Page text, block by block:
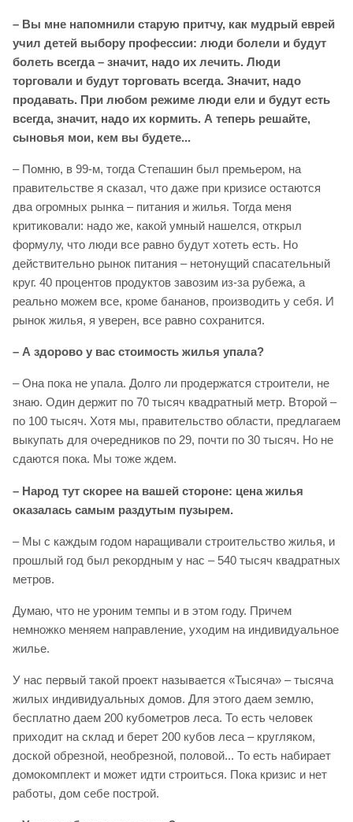
– Вы мне напомнили старую притчу, как мудрый еврей
учил детей выбору профессии: люди болели и будут
болеть всегда – значит, надо их лечить. Люди
торговали и будут торговать всегда. Значит, надо
продавать. При любом режиме люди ели и будут есть
всегда, значит, надо их кормить. А теперь решайте,
сыновья мои, кем вы будете...
– Помню, в 99-м, тогда Степашин был премьером, на
правительстве я сказал, что даже при кризисе остаются
два огромных рынка – питания и жилья. Тогда меня
критиковали: надо же, какой умный нашелся, открыл
формулу, что люди все равно будут хотеть есть. Но
действительно рынок питания – нетонущий спасательный
круг. 40 процентов продуктов завозим из-за рубежа, а
реально можем все, кроме бананов, производить у себя. И
рынок жилья, я уверен, все равно сохранится.
– А здорово у вас стоимость жилья упала?
– Она пока не упала. Долго ли продержатся строители, не
знаю. Один держит по 70 тысяч квадратный метр. Второй –
по 100 тысяч. Хотя мы, правительство области, предлагаем
выкупать для очередников по 29, почти по 30 тысяч. Но не
сдаются пока. Мы тоже ждем.
– Народ тут скорее на вашей стороне: цена жилья
оказалась самым раздутым пузырем.
– Мы с каждым годом наращивали строительство жилья, и
прошлый год был рекордным у нас – 540 тысяч квадратных
метров.
Думаю, что не уроним темпы и в этом году. Причем
немножко меняем направление, уходим на индивидуальное
жилье.
У нас первый такой проект называется «Тысяча» – тысяча
жилых индивидуальных домов. Для этого даем землю,
бесплатно даем 200 кубометров леса. То есть человек
приходит на склад и берет 200 кубов леса – кругляком,
доской обрезной, необрезной, половой... То есть набирает
домокомплект и может идти строиться. Пока кризис и нет
работы, дом себе построй.